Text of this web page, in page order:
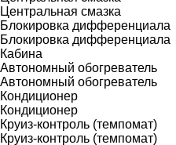
Центральная смазка
Блокировка дифференциала
Блокировка дифференциала
Кабина
Автономный обогреватель
Автономный обогреватель
Кондиционер
Кондиционер
Круиз-контроль (темпомат)
Круиз-контроль (темпомат)